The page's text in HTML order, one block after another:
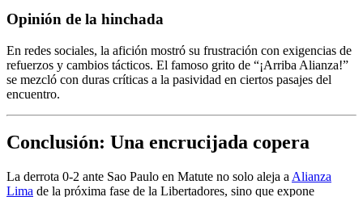
Opinión de la hinchada
En redes sociales, la afición mostró su frustración con exigencias de
refuerzos y cambios tácticos. El famoso grito de “¡Arriba Alianza!”
se mezcló con duras críticas a la pasividad en ciertos pasajes del
encuentro.
Conclusión: Una encrucijada copera
La derrota 0-2 ante Sao Paulo en Matute no solo aleja a Alianza
Lima de la próxima fase de la Libertadores, sino que expone